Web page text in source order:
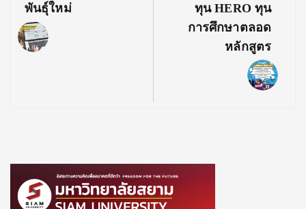
พันธุ์ใหม่
ทุน HERO ทุน
การศึกษาตลอด
หลักสูตร